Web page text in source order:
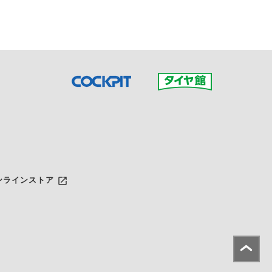
ラインストア launch